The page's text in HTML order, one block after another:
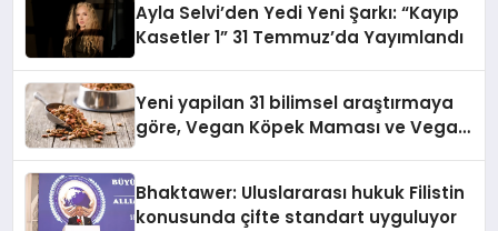
Ayla Selvi’den Yedi Yeni Şarkı: “Kayıp
Kasetler 1” 31 Temmuz’da Yayımlandı
Yeni yapilan 31 bilimsel araştırmaya
göre, Vegan Köpek Maması ve Vegan
Bhaktawer: Uluslararası hukuk Filistin
konusunda çifte standart uyguluyor